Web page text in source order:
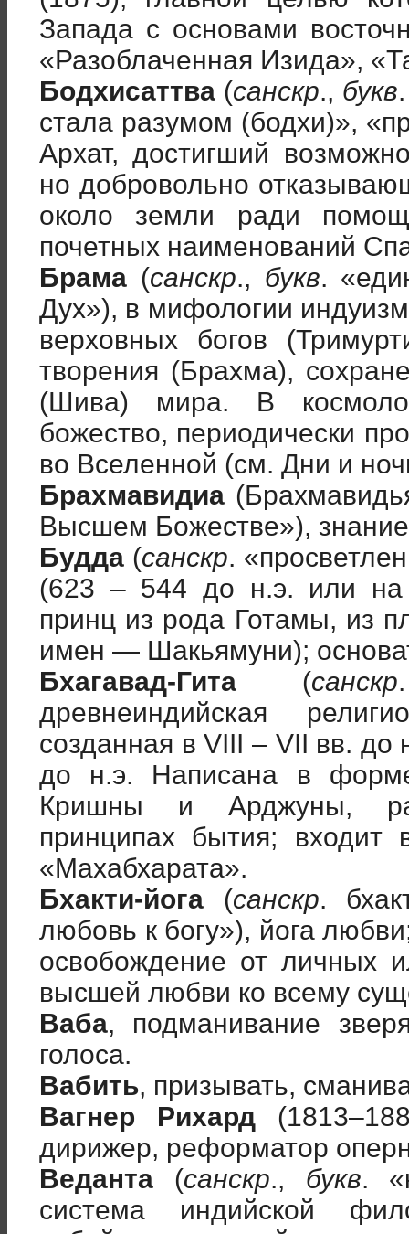
Запада с основами
«Разоблаченная Изида»,
Бодхисаттва (санскр., букв
стала разумом (бодхи)»,
Архат, достигший
но добровольно
около земли ради
почетных наименований
Брама (санскр., букв.
Дух»), в мифологии
верховных богов
творения (Брахма),
(Шива) мира. В
божество, периодически
во Вселенной (см. Дни и
Брахмавидиа
Высшем Божестве»),
Будда (санскр.
(623 – 544 до н.э. или на
принц из рода Готамы, из
имен — Шакьямуни);
Бхагавад-Гита (санскр
древнеиндийская
созданная в VIII – VII вв. до
до н.э. Написана в
Кришны и Арджуны,
принципах бытия; входит
«Махабхарата».
Бхакти-йога (санскр.
любовь к богу»), йога
освобождение от личных
высшей любви ко всему
Ваба, подманивание
голоса.
Вабить, призывать,
Вагнер Рихард
дирижер, реформатор
Веданта (санскр., букв.
система индийской